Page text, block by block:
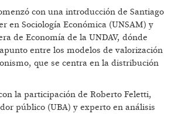
con una introducción de Santiago
en Sociología Económica (UNSAM) y
de Economía de la UNDAV, dónde
entre los modelos de valorización
que se centra en la distribución
la participación de Roberto Feletti,
público (UBA) y experto en análisis